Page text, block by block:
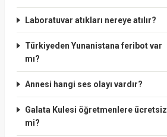
Laboratuvar atıkları nereye atılır?
Türkiyeden Yunanistana feribot var
mı?
Annesi hangi ses olayı vardır?
Galata Kulesi öğretmenlere ücretsiz
mi?